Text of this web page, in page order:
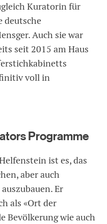
Kuratorin für
deutsche
Auch sie war
seit 2015 am Haus
voll in
Programme
ist es, das
aber auch
Er
als «Ort der
Bevölkerung wie auch